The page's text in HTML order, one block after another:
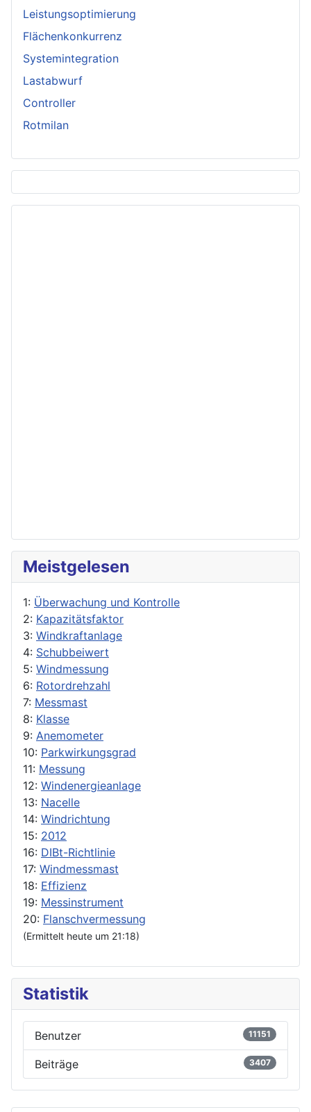
Leistungsoptimierung
Flächenkonkurrenz
Systemintegration
Lastabwurf
Controller
Rotmilan
Meistgelesen
1: Überwachung und Kontrolle
2: Kapazitätsfaktor
3: Windkraftanlage
4: Schubbeiwert
5: Windmessung
6: Rotordrehzahl
7: Messmast
8: Klasse
9: Anemometer
10: Parkwirkungsgrad
11: Messung
12: Windenergieanlage
13: Nacelle
14: Windrichtung
15: 2012
16: DIBt-Richtlinie
17: Windmessmast
18: Effizienz
19: Messinstrument
20: Flanschvermessung
(Ermittelt heute um 21:18)
Statistik
Benutzer 11151
Beiträge 3407